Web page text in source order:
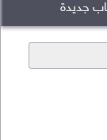
جديدة